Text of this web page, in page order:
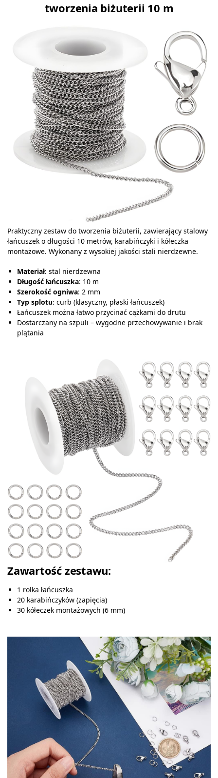
tworzenia biżuterii 10 m
Praktyczny zestaw do tworzenia biżuterii, zawierający stalowy
łańcuszek o długości 10 metrów, karabińczyki i kółeczka
montażowe. Wykonany z wysokiej jakości stali nierdzewne.
Materiał: stal nierdzewna
Długość łańcuszka: 10 m
Szerokość ogniwa: 2 mm
Typ splotu: curb (klasyczny, płaski łańcuszek)
Łańcuszek można łatwo przycinać cążkami do drutu
Dostarczany na szpuli – wygodne przechowywanie i brak
plątania
Zawartość zestawu:
1 rolka łańcuszka
20 karabińczyków (zapięcia)
30 kółeczek montażowych (6 mm)